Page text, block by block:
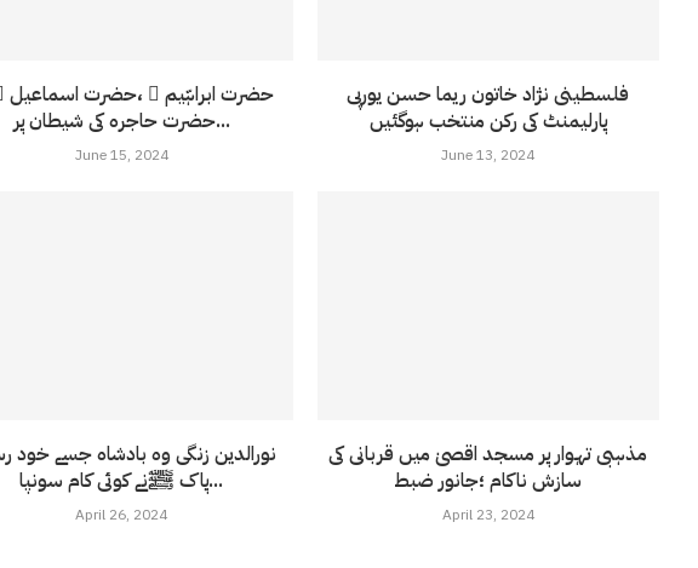
حضرت ابراہّیم ّ ،حضرت اسماعیل
حضرت حاجرہ کی شیطان پر...
June 15, 2024
فلسطینی نژاد خاتون ریما حسن یورپی
پارلیمنٹ کی رکن منتخب ہوگئیں
June 13, 2024
نورالدین زنگی وہ بادشاہ جسے خود
پاک ﷺنے کوئی کام سونپا...
April 26, 2024
مذہبی تہوار پر مسجد اقصیٰ میں قربانی کی
سازش ناکام ؛جانور ضبط
April 23, 2024